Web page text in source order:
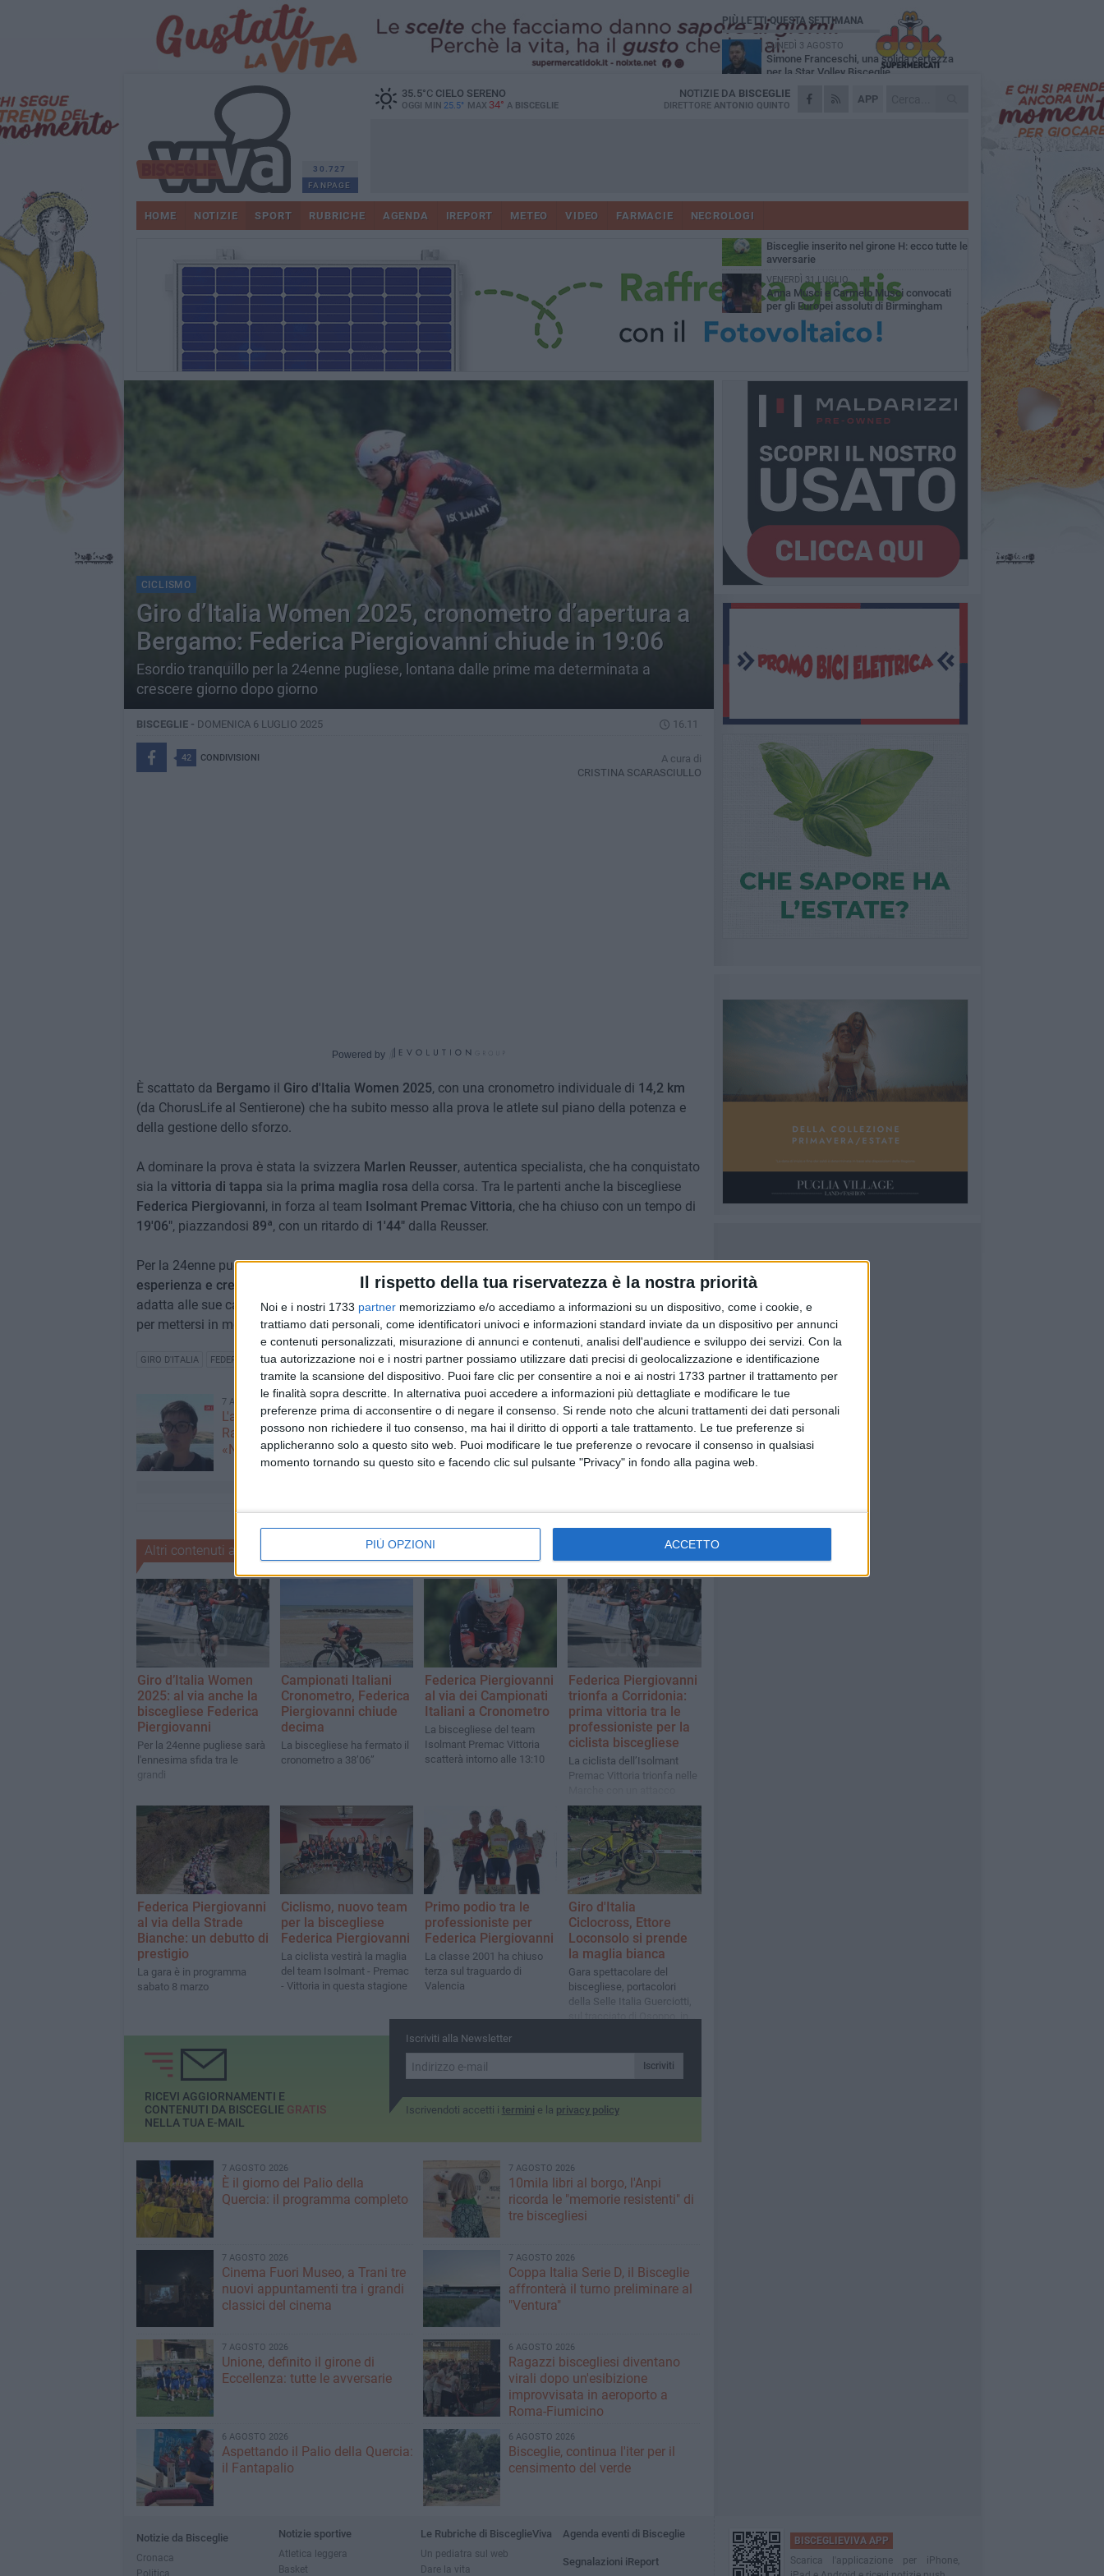
Il rispetto della tua riservatezza è la nostra priorità
Noi e i nostri 1733 partner memorizziamo e/o accediamo a informazioni su un dispositivo, come i cookie, e
trattiamo dati personali, come identificatori univoci e informazioni standard inviate da un dispositivo per annunci
e contenuti personalizzati, misurazione di annunci e contenuti, analisi dell'audience e sviluppo dei servizi. Con la
tua autorizzazione noi e i nostri partner possiamo utilizzare dati precisi di geolocalizzazione e identificazione
tramite la scansione del dispositivo. Puoi fare clic per consentire a noi e ai nostri 1733 partner il trattamento per
le finalità sopra descritte. In alternativa puoi accedere a informazioni più dettagliate e modificare le tue
preferenze prima di acconsentire o di negare il consenso. Si rende noto che alcuni trattamenti dei dati personali
possono non richiedere il tuo consenso, ma hai il diritto di opporti a tale trattamento. Le tue preferenze si
applicheranno solo a questo sito web. Puoi modificare le tue preferenze o revocare il consenso in qualsiasi
momento tornando su questo sito e facendo clic sul pulsante "Privacy" in fondo alla pagina web.
PIÙ OPZIONI ACCETTO
30.727
FANPAGE
35.5°CCIELO SERENO
OGGI MIN 25.5° MAX 34° A BISCEGLIE
APP
NOTIZIE DA BISCEGLIE
DIRETTORE ANTONIO QUINTO
HOME NOTIZIE SPORT RUBRICHE AGENDA IREPORT METEO VIDEO FARMACIE NECROLOGI
CICLISMO
Giro d’Italia Women 2025, cronometro d’apertura a
Bergamo: Federica Piergiovanni chiude in 19:06
Esordio tranquillo per la 24enne pugliese, lontana dalle prime ma determinata a
crescere giorno dopo giorno
BISCEGLIE - DOMENICA 6 LUGLIO 2025 16.11
42 CONDIVISIONI
A cura di
CRISTINA SCARASCIULLO
Powered by
È scattato da Bergamoil Giro d'Italia Women 2025, con una cronometro individuale di 14,2 km
(da ChorusLife al Sentierone) che ha subito messo alla prova le atlete sul piano della potenza e
della gestione dello sforzo.
A dominare la prova è stata la svizzera Marlen Reusser, autentica specialista, che ha conquistato
sia la vittoria di tappa sia la prima maglia rosa della corsa. Tra le partenti anche la biscegliese
Federica Piergiovanni, in forza al team Isolmant Premac Vittoria, che ha chiuso con un tempo di
19'06", piazzandosi 89ª, con un ritardo di 1'44"dalla Reusser.
Per la 24enne pugliese, al via non con ambizioni di classifica ma con l'obiettivo difare
esperienza e crescere
tappa dopo tappa, si è trattato di un esordio solido in una disciplina poco
adatta alle sue caratteristiche. Il Giro è lungo e le strade da interpretare sono tante: le occasioni
per mettersi in mostra arriveranno.
GIRO D'ITALIA FEDERICA PIERGIOVANNI
7 AGOSTO 2026
L'appello della moglie di Mino
Racanati alla ministra Roccella:
«Non dimenticatelo»
Festa patronale, il programma
completo di venerdì 7 agosto
Altri contenuti a tema
Giro d’Italia Women
2025: al via anche la
biscegliese Federica
Piergiovanni
Per la 24enne pugliese sarà
l'ennesima sfida tra le
grandi
Campionati Italiani
Cronometro, Federica
Piergiovanni chiude
decima
La biscegliese ha fermato il
cronometro a 38’06”
Federica Piergiovanni
al via dei Campionati
Italiani a Cronometro
La biscegliese del team
Isolmant Premac Vittoria
scatterà intorno alle 13:10
Federica Piergiovanni
trionfa a Corridonia:
prima vittoria tra le
professioniste per la
ciclista biscegliese
La ciclista dell’Isolmant
Premac Vittoria trionfa nelle
deciso e firma il suo primo
successo da professionista
Federica Piergiovanni
al via della Strade
Bianche: un debutto di
prestigio
La gara è in programma
sabato 8 marzo
Ciclismo, nuovo team
per la biscegliese
Federica Piergiovanni
La ciclista vestirà la maglia
del team Isolmant - Premac
- Vittoria in questa stagione
Primo podio tra le
professioniste per
Federica Piergiovanni
La classe 2001 ha chiuso
terza sul traguardo di
Valencia
Giro d'Italia
Ciclocross, Ettore
Loconsolo si prende
la maglia bianca
Gara spettacolare del
biscegliese, portacolori
della Selle Italia Guerciotti,
sul tracciato di Osoppo, in
Iscriviti alla Newsletter
Iscriviti
Iscrivendoti accetti i termini e la privacy policy
RICEVI AGGIORNAMENTI E
CONTENUTI DA BISCEGLIE GRATIS
NELLA TUA E-MAIL
7 AGOSTO 2026
È il giorno del Palio della
Quercia: il programma completo
7 AGOSTO 2026
10mila libri al borgo, l'Anpi
ricorda le "memorie resistenti" di
tre biscegliesi
7 AGOSTO 2026
Cinema Fuori Museo, a Trani tre
nuovi appuntamenti tra i grandi
classici del cinema
7 AGOSTO 2026
Coppa Italia Serie D, il Bisceglie
affronterà il turno preliminare al
"Ventura"
7 AGOSTO 2026
Unione, definito il girone di
Eccellenza: tutte le avversarie
6 AGOSTO 2026
Ragazzi biscegliesi diventano
virali dopo un'esibizione
improvvisata in aeroporto a
Roma-Fiumicino
6 AGOSTO 2026
Aspettando il Palio della Quercia:
il Fantapalio
6 AGOSTO 2026
Bisceglie, continua l'iter per il
censimento del verde
PIÙ LETTI QUESTA SETTIMANA
LUNEDÌ 3 AGOSTO
Simone Franceschi, una solida certezza
per la Star Volley Bisceglie
MERCOLEDÌ 5 AGOSTO
Il Bisceglie si rafforza con Mikel Opoola e
Unione, in difesa arriva Francesco Lorusso
GIOVEDÌ 6 AGOSTO
Bisceglie inserito nel girone H: ecco tutte le
avversarie
VENERDÌ 31 LUGLIO
Anna Musci e Carmelo Musci convocati
per gli Europei assoluti di Birmingham
Notizie da Bisceglie
Cronaca
Politica
Notizie sportive
Atletica leggera
Basket
Le Rubriche di BisceglieViva
Un pediatra sul web
Dare la vita
Agenda eventi di Bisceglie
Segnalazioni iReport
BISCEGLIEVIVA APP
Scarica l'applicazione per iPhone,